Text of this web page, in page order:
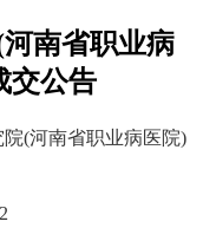
南省职业病
交公告
院(河南省职业病医院)